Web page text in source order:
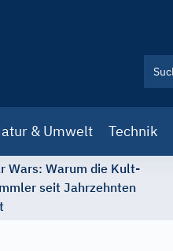
& Umwelt Technik
Wars: Warum die Kult-
seit Jahrzehnten